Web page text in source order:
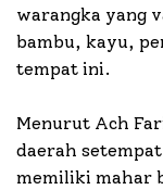
warangka yang
bambu, kayu,
tempat ini.
Menurut Ach
daerah
memiliki mahar